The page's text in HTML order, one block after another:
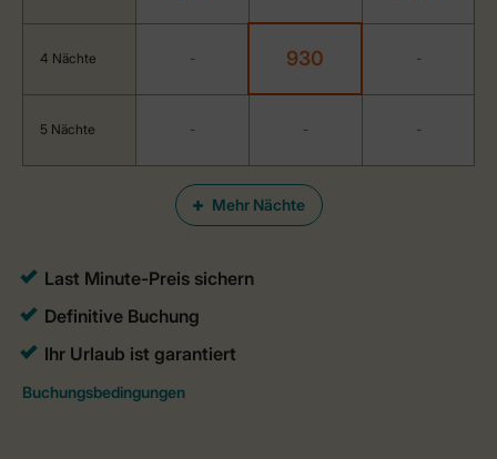
Mehr Nächte
4 Nächte - 930 -
5 Nächte - - -